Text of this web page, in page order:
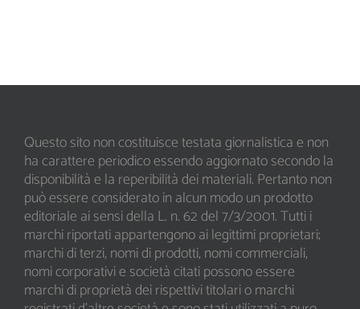
Questo sito non costituisce testata giornalistica e non
ha carattere periodico essendo aggiornato secondo la
disponibilità e la reperibilità dei materiali. Pertanto non
può essere considerato in alcun modo un prodotto
editoriale ai sensi della L. n. 62 del 7/3/2001. Tutti i
marchi riportati appartengono ai legittimi proprietari;
marchi di terzi, nomi di prodotti, nomi commerciali,
nomi corporativi e società citati possono essere
marchi di proprietà dei rispettivi titolari o marchi